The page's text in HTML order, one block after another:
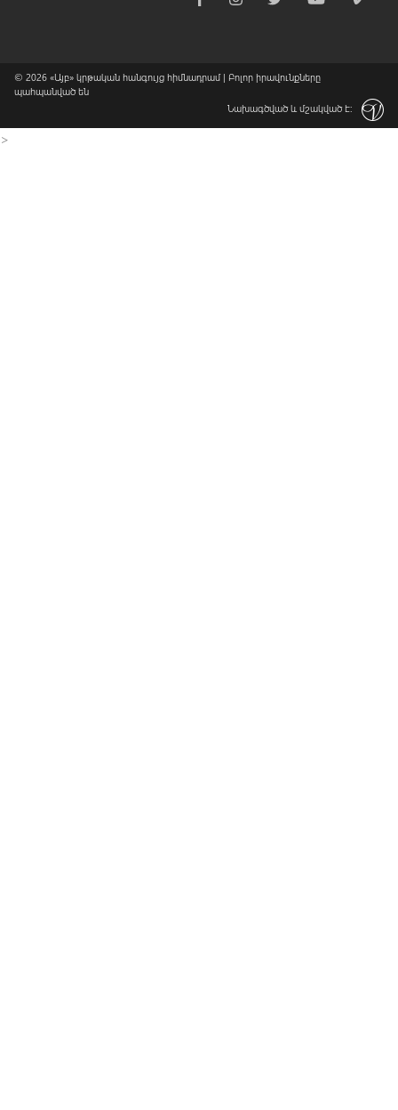
© 2026 «Այբ» կրթական հանգույց հիմնադրամ| Բոլոր իրավունքները
պահպանված են
Նախագծված և մշակված է:
>